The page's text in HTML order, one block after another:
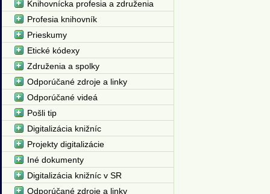
Knihovnícka profesia a združenia
Profesia knihovník
Prieskumy
Etické kódexy
Združenia a spolky
Odporúčané zdroje a linky
Odporúčané videá
Pošli tip
Digitalizácia knižníc
Projekty digitalizácie
Iné dokumenty
Digitalizácia knižníc v SR
Odporúčané zdroje a linky